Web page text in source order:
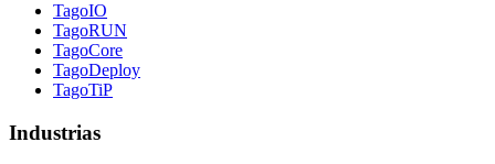
TagoIO
TagoRUN
TagoCore
TagoDeploy
TagoTiP
Industrias